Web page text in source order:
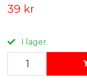
39 kr
I lager.